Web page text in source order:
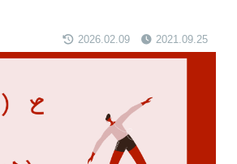
2026.02.09 2021.09.25